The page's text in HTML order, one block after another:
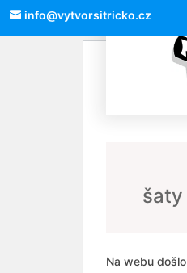
info@vytvorsitricko.cz
šaty
Na webu